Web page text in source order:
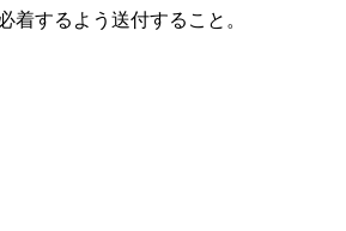
するよう送付すること。